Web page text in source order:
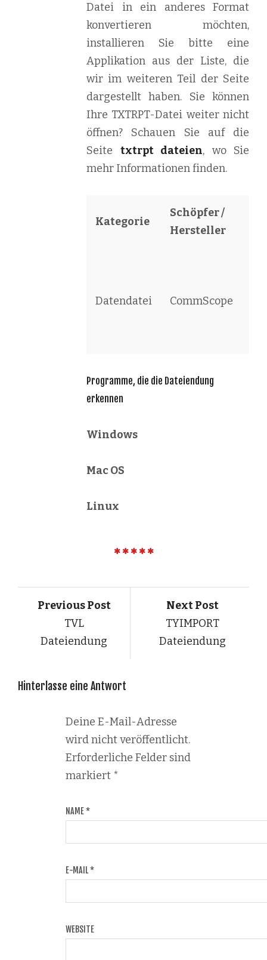
Datei in ein anderes Format
konvertieren möchten,
installieren Sie bitte eine
Applikation aus der Liste, die
wir im weiteren Teil der Seite
dargestellt haben. Sie können
Ihre TXTRPT-Datei weiter nicht
öffnen? Schauen Sie auf die
Seite txtrpt dateien, wo Sie
mehr Informationen finden.
Kategorie
Schöpfer /
Hersteller
Datendatei CommScope
Programme, die die Dateiendung
erkennen
Windows
Mac OS
Linux
Previous Post
TVL
Dateiendung
Next Post
TYIMPORT
Dateiendung
Hinterlasse eine Antwort
Deine E-Mail-Adresse
wird nicht veröffentlicht.
Erforderliche Felder sind
markiert *
NAME*
E-MAIL*
WEBSITE